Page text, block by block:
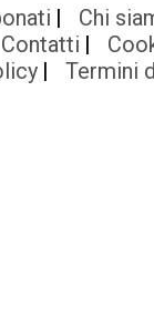
Chi
Contatti
Termini